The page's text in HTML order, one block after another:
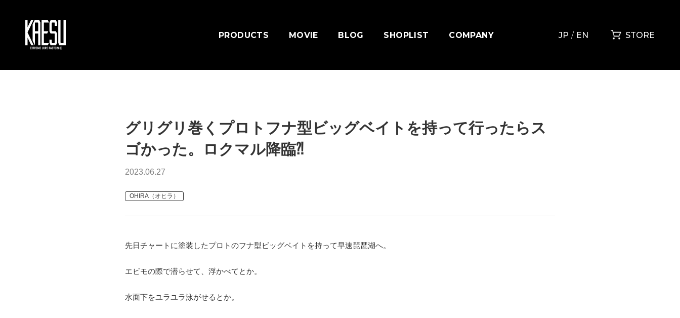
PRODUCTS MOVIE BLOG SHOPLIST COMPANY EN
JP STORE
グリグリ巻くプロトフナ型ビッグベイトを持って行ったらス
ゴかった。ロクマル降臨⁈
2023.06.27
OHIRA（オヒラ）
先日チャートに塗装したプロトのフナ型ビッグベイトを持って早速琵琶湖へ。
エビモの際で潜らせて、浮かべてとか。
水面下をユラユラ泳がせるとか。